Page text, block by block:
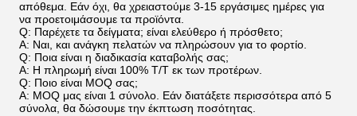
απόθεμα. Εάν όχι, θα χρειαστούμε 3-15 εργάσιμες ημέρες για
να προετοιμάσουμε τα προϊόντα.
Q: Παρέχετε τα δείγματα; είναι ελεύθερο ή πρόσθετο;
Α: Ναι, και ανάγκη πελατών να πληρώσουν για το φορτίο.
Q: Ποια είναι η διαδικασία καταβολής σας;
Α: Η πληρωμή είναι 100% T/T εκ των προτέρων.
Q: Ποιο είναι MOQ σας;
Α: MOQ μας είναι 1 σύνολο. Εάν διατάξετε περισσότερα από 5
σύνολα, θα δώσουμε την έκπτωση ποσότητας.